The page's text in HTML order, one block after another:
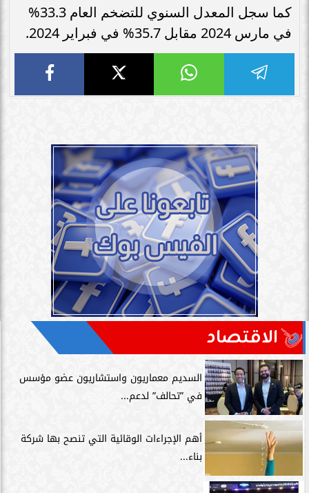
كما سجل المعدل السنوي للتضخم العام 33.3%
في مارس 2024 مقابل 35.7% في فبراير 2024.
الاقتصاد
السديم معماريون واستشاريون عضو مؤسس
في ”تحالف” لدعم...
أهم الإجراءات الوقائية التي تنصح بها شركة
بناء...